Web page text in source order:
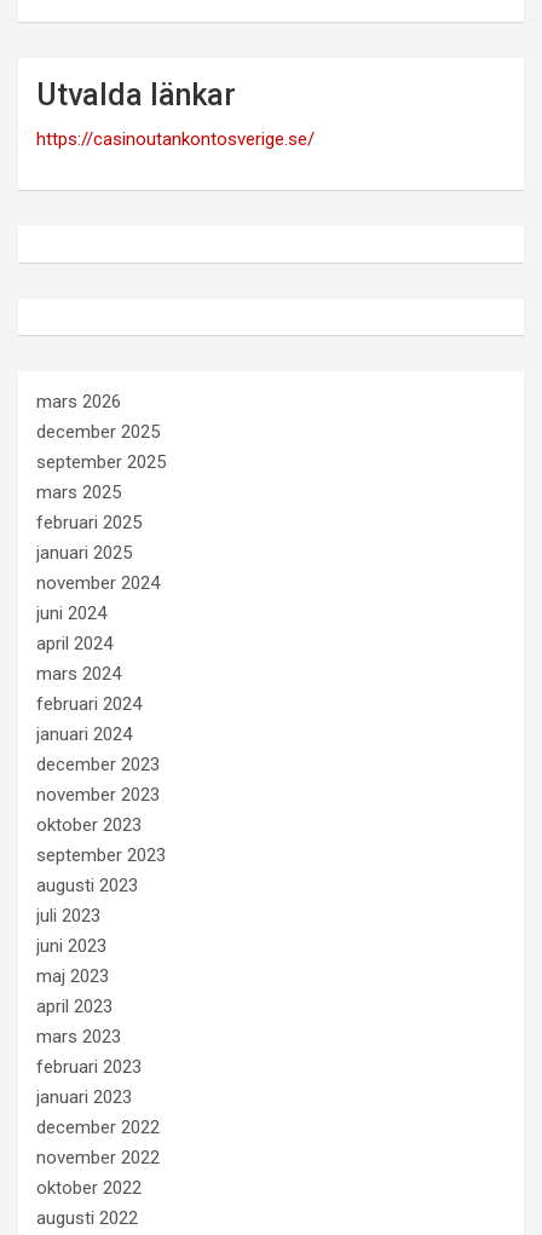
Utvalda länkar
https://casinoutankontosverige.se/
mars 2026
december 2025
september 2025
mars 2025
februari 2025
januari 2025
november 2024
juni 2024
april 2024
mars 2024
februari 2024
januari 2024
december 2023
november 2023
oktober 2023
september 2023
augusti 2023
juli 2023
juni 2023
maj 2023
april 2023
mars 2023
februari 2023
januari 2023
december 2022
november 2022
oktober 2022
augusti 2022